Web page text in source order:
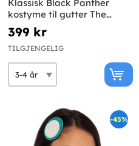
Klassisk Black Panther
kostyme til gutter The
Avengers: Endgame
399 kr
TILGJENGELIG
-45%